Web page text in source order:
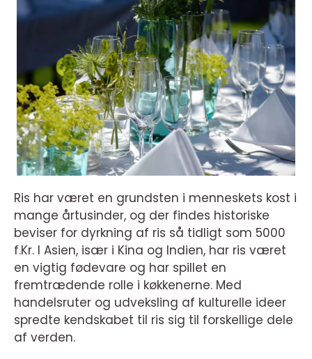
Ris har været en grundsten i menneskets kost i
mange årtusinder, og der findes historiske
beviser for dyrkning af ris så tidligt som 5000
f.Kr. I Asien, især i Kina og Indien, har ris været
en vigtig fødevare og har spillet en
fremtrædende rolle i køkkenerne. Med
handelsruter og udveksling af kulturelle ideer
spredte kendskabet til ris sig til forskellige dele
af verden.